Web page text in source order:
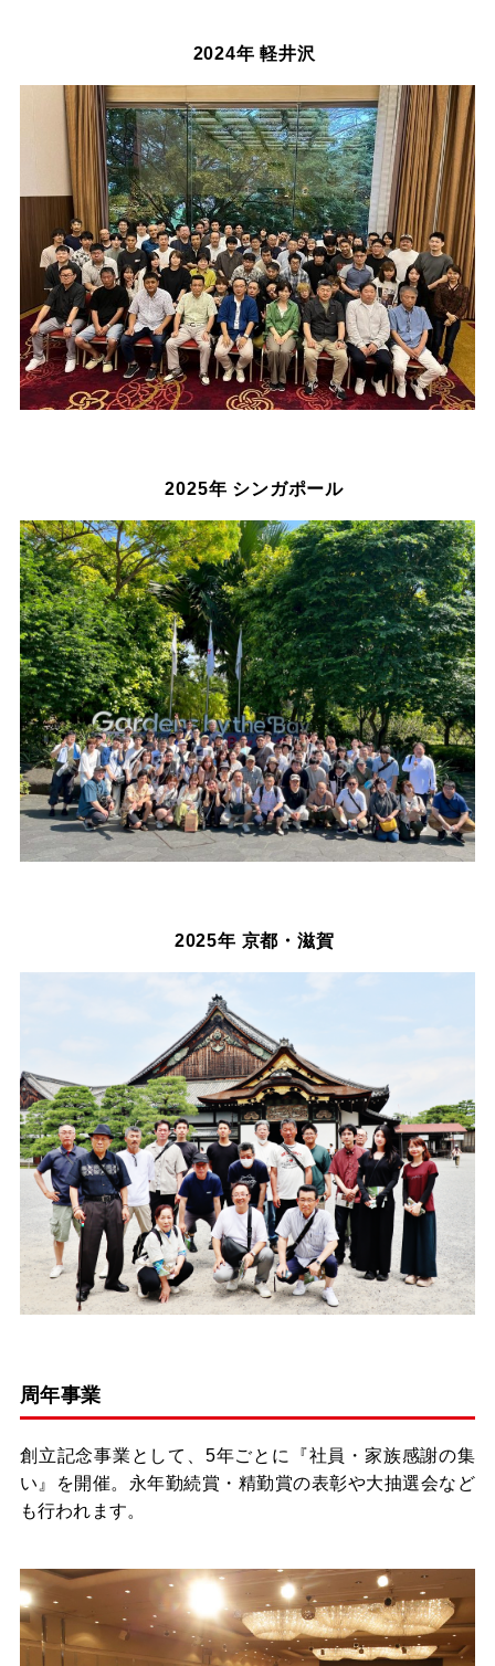
2024年 軽井沢
2025年 シンガポール
2025年 京都・滋賀
周年事業
創立記念事業として、5年ごとに『社員・家族感謝の集
い』を開催。 永年勤続賞・精勤賞の表彰や大抽選会など
も行われます。